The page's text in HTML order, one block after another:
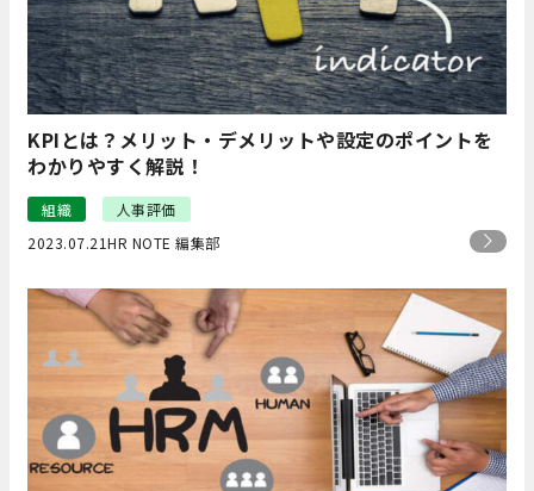
KPIとは？メリット・デメリットや設定のポイントを
わかりやすく解説！
組織
人事評価
2023.07.21HR NOTE 編集部